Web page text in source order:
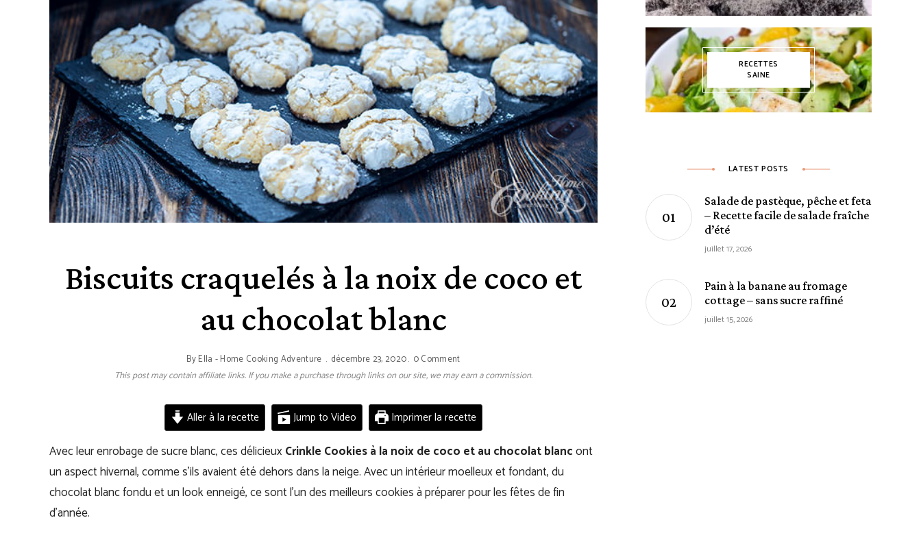
Biscuits craquelés à la noix de coco et
au chocolat blanc
ByElla - Home Cooking Adventure décembre 23, 2020 0 Comment
This post may contain affiliate links. If you make a purchase through links on our site, we may earn a commission.
Aller à la recette Jump to Video Imprimer la recette
Avec leur enrobage de sucre blanc, ces délicieuxCrinkle Cookies à la noix de coco et au chocolat blancont
un aspect hivernal, comme s’ils avaient été dehors dans la neige. Avec un intérieur moelleux et fondant, du
chocolat blanc fondu et un look enneigé, ce sont l’un des meilleurs cookies à préparer pour les fêtes de fin
d’année.
RECETTES
SAINE
LATEST POSTS
Salade de pastèque, pêche et feta
– Recette facile de salade fraîche
d’été
juillet 17, 2026
Pain à la banane au fromage
cottage – sans sucre raffiné
juillet 15, 2026